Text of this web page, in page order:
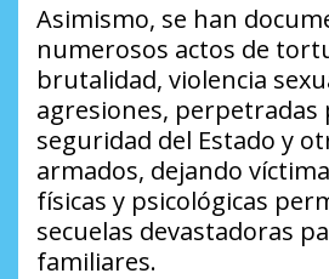
Asimismo, se han
numerosos actos de
brutalidad, violencia
agresiones, perpetradas
seguridad del Estado y
armados, dejando
físicas y psicológicas
secuelas devastadoras
familiares.